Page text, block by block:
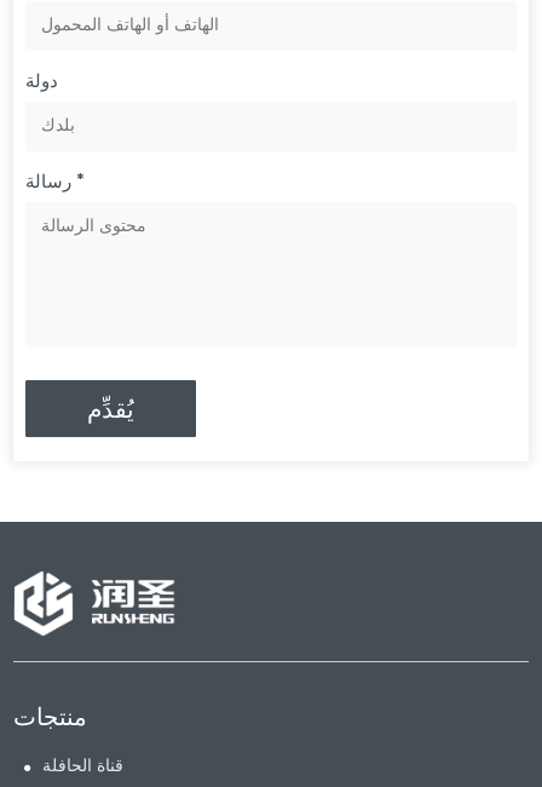
دولة
رسالة *
منتجات
قناة الحافلة